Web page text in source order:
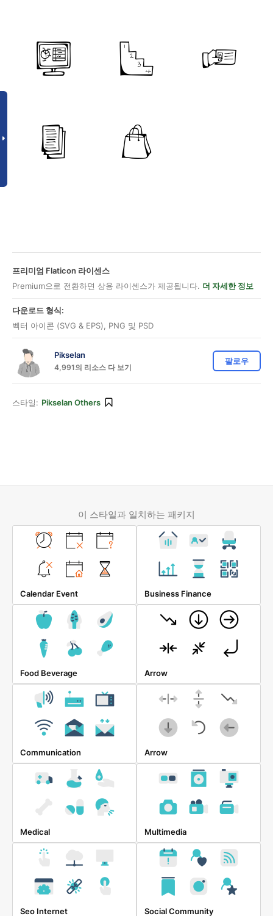
프리미엄 Flaticon 라이센스
Premium으로 전환하면 상용 라이센스가 제공됩니다. 더 자세한 정보
다운로드 형식:
벡터 아이콘 (SVG & EPS), PNG 및 PSD
Pikselan
4,991의 리소스 다 보기
팔로우
스타일: Pikselan Others
이 스타일과 일치하는 패키지
Calendar Event Business Finance
Food Beverage Arrow
Communication Arrow
Medical Multimedia
Seo Internet Social Community